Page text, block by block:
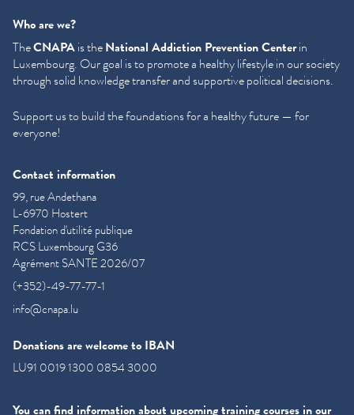
Who are we?
TheCNAPAis theNational Addiction Prevention Centerin
Luxembourg. Our goal is to promote a healthy lifestyle in our society
through solid knowledge transfer and supportive political decisions.
Support us to build the foundations for a healthy future — for
everyone!
Contact information
99, rue Andethana
L-6970 Hostert
Fondation d'utilité publique
RCS Luxembourg G36
Agrément SANTE 2026/07
(+352)-49-77-77-1
info@cnapa.lu
Donations are welcome to IBAN
LU91 0019 1300 0854 3000
You can find information about upcoming training courses in our